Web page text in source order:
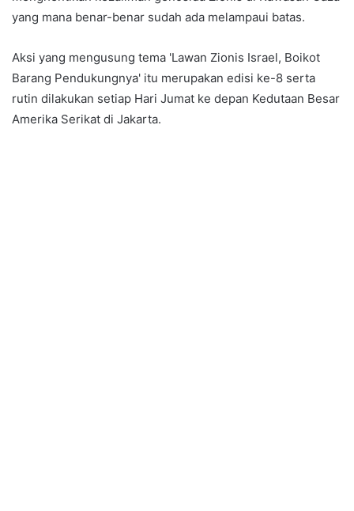
yang mana benar-benar sudah ada melampaui batas.
Aksi yang mengusung tema 'Lawan Zionis Israel, Boikot
Barang Pendukungnya' itu merupakan edisi ke-8 serta
rutin dilakukan setiap Hari Jumat ke depan Kedutaan Besar
Amerika Serikat di Jakarta.